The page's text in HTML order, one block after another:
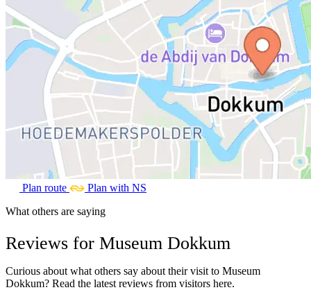
Plan route
Plan with NS
What others are saying
Reviews for Museum Dokkum
Curious about what others say about their visit to Museum
Dokkum? Read the latest reviews from visitors here.